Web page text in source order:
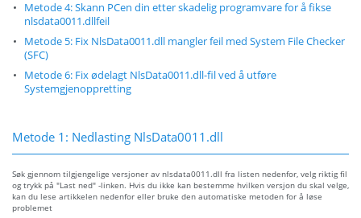
Metode 4: Skann PCen din etter skadelig programvare for å fikse
nlsdata0011.dllfeil
Metode 5: Fix NlsData0011.dll mangler feil med System File Checker
(SFC)
Metode 6: Fix ødelagt NlsData0011.dll-fil ved å utføre
Systemgjenoppretting
Metode 1: Nedlasting NlsData0011.dll
Søk gjennom tilgjengelige versjoner av nlsdata0011.dll fra listen nedenfor, velg riktig fil
og trykk på "Last ned" -linken. Hvis du ikke kan bestemme hvilken versjon du skal velge,
kan du lese artikkelen nedenfor eller bruke den automatiske metoden for å løse
problemet